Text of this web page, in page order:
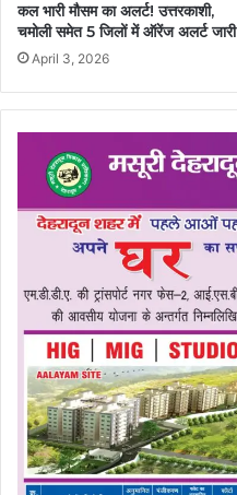
कल भारी मौसम का अलर्ट! उत्तरकाशी,
चमोली समेत 5 जिलों में ऑरेंज अलर्ट जारी
April 3, 2026